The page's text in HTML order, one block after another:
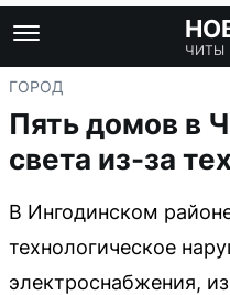
ЧИТЫ
ГОРОД
Пять домов в
света из-за
В Ингодинском
технологическое
электроснабжения,